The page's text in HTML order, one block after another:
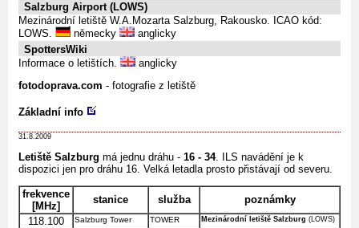
Salzburg Airport (LOWS)
Mezinárodní letiště W.A.Mozarta Salzburg, Rakousko. ICAO kód:
LOWS.
německy
anglicky
SpottersWiki
Informace o letištích.
anglicky
fotodoprava.com - fotografie z letiště
Základní info
31.8.2009
Letiště Salzburg má jednu dráhu - 16 - 34. ILS navádění je k
dispozici jen pro dráhu 16. Velká letadla prosto přistávají od severu.
frekvence
[MHz]
stanice služba
poznámky
118.100
Salzburg Tower TOWER Mezinárodní letiště Salzburg (LOWS)